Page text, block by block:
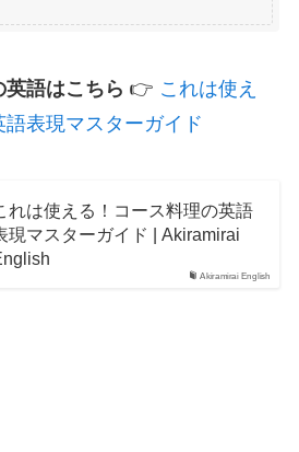
語はこちら 👉 これは使え
表現マスターガイド
Akiramirai English
れは使える！コース料理の英語
現マスターガイド | Akiramirai